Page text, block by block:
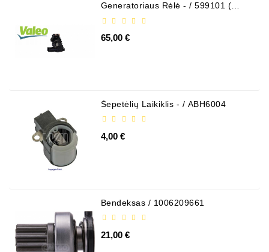
Generatoriaus Rėlė - / 599101 (
65,00 €
Šepetėlių Laikiklis - / ABH6004
4,00 €
Bendeksas / 1006209661
21,00 €